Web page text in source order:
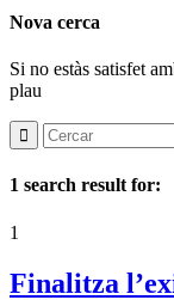
Nova cerca
Si no estàs satisfet
plau
1 search result for:
1
Finalitza